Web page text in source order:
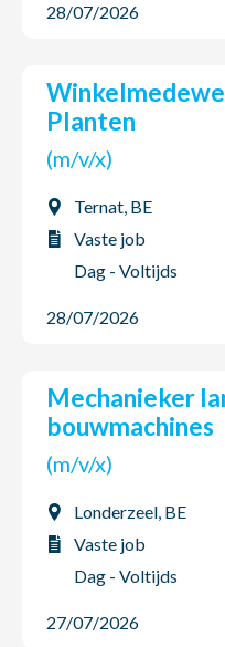
28/07/2026
Winkelmedewerker Afdeling
Planten
(m/v/x)
Ternat, BE
Vaste job
Dag - Voltijds
28/07/2026
Mechanieker land-, tuin- en
bouwmachines
(m/v/x)
Londerzeel, BE
Vaste job
Dag - Voltijds
27/07/2026